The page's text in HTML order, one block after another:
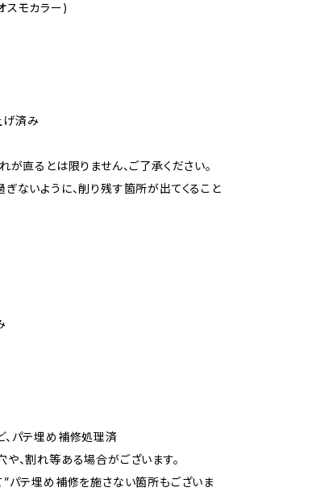
スモカラー)
済み
直るとは限りません、ご了承ください。
ぎないように、削り残す箇所が出てくること
パテ埋め補修処理済
、割れ等ある場合がございます。
”パテ埋め補修を施さない箇所もございま